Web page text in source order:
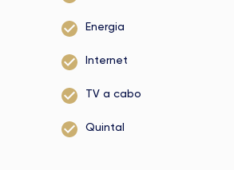
Energia
Internet
TV a cabo
Quintal